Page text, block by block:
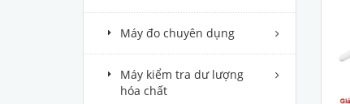
Máy đo chuyên dụng
Máy kiểm tra dư lượng
hóa chất